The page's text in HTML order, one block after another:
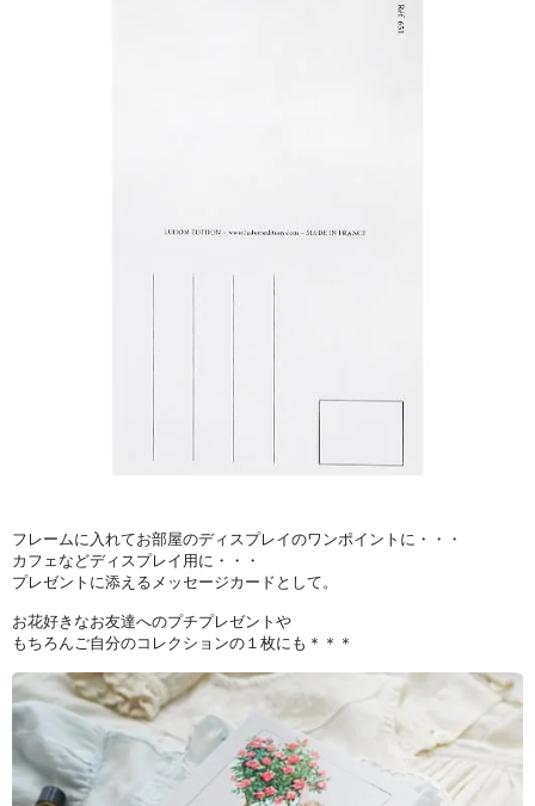
フレームに入れてお部屋のディスプレイのワンポイントに・・・
カフェなどディスプレイ用に・・・
プレゼントに添えるメッセージカードとして。
お花好きなお友達へのプチプレゼントや
もちろんご自分のコレクションの１枚にも＊＊＊